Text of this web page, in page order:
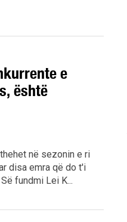
e
është
në sezonin e ri
disa emra që do t'i
fundmi Lei K...